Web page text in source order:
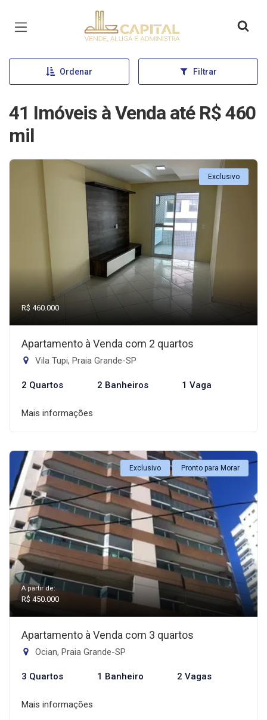
Página inicial
Ordenar Filtrar
41 Imóveis à Venda até R$ 460
mil
Exclusivo
R$ 460.000
Apartamento à Venda com 2 quartos
Vila Tupi, Praia Grande-SP
2 Quartos 2 Banheiros 1 Vaga
Mais informações
Exclusivo Pronto para Morar
A partir de:
R$ 450.000
Apartamento à Venda com 3 quartos
Ocian, Praia Grande-SP
3 Quartos 1 Banheiro 2 Vagas
Mais informações